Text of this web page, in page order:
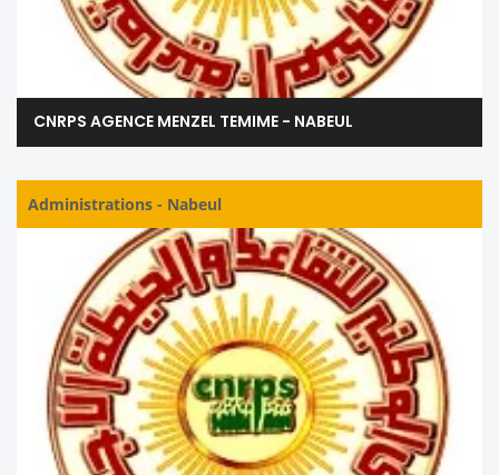
CNRPS AGENCE MENZEL TEMIME - NABEUL
Administrations - Nabeul